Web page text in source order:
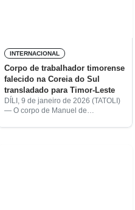
INTERNACIONAL
Corpo de trabalhador timorense
falecido na Coreia do Sul
transladado para Timor-Leste
DÍLI, 9 de janeiro de 2026 (TATOLI)
— O corpo de Manuel de